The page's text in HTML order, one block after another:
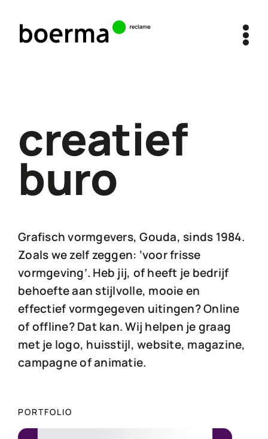
naar
creatief
buro
Grafisch vormgevers, Gouda, sinds 1984.
Zoals we zelf zeggen: ‘voor frisse
vormgeving’. Heb jij, of heeft je bedrijf
behoefte aan stijlvolle, mooie en
effectief vormgegeven uitingen? Online
of offline? Dat kan. Wij helpen je graag
met je logo, huisstijl, website, magazine,
campagne of animatie.
PORTFOLIO